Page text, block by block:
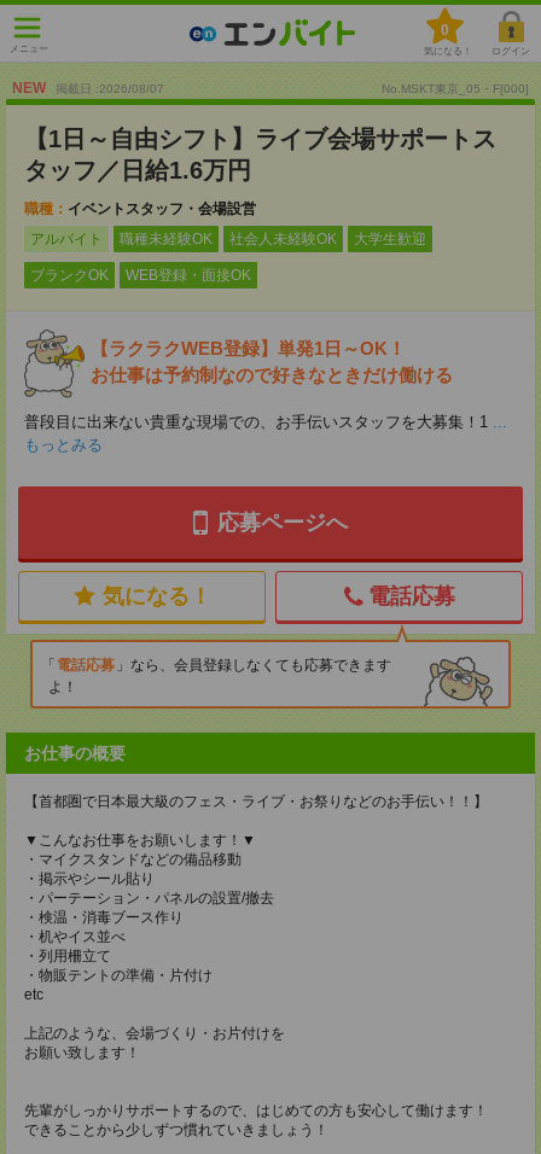
メニュー
0
気になる！ ログイン
NEW 掲載日 :2026/08/07 No.MSKT東京_05・F[000]
【1日～自由シフト】ライブ会場サポートス
タッフ／日給1.6万円
職種： イベントスタッフ・会場設営
アルバイト
職種未経験OK 社会人未経験OK 大学生歓迎
ブランクOK WEB登録・面接OK
【ラクラクWEB登録】単発1日～OK！
お仕事は予約制なので好きなときだけ働ける
普段目に出来ない貴重な現場での、お手伝いスタッフを大募集！1 ...
もっとみる
応募ページへ
気になる！ 電話応募
電話応募
なら、会員登録しなくても応募できます
よ！
お仕事の概要
【首都圏で日本最大級のフェス・ライブ・お祭りなどのお手伝い！！】
▼こんなお仕事をお願いします！▼
・マイクスタンドなどの備品移動
・掲示やシール貼り
・パーテーション・パネルの設置/撤去
・検温・消毒ブース作り
・机やイス並べ
・列用柵立て
・物販テントの準備・片付け
etc
上記のような、会場づくり・お片付けを
お願い致します！
先輩がしっかりサポートするので、はじめての方も安心して働けます！
できることから少しずつ慣れていきましょう！